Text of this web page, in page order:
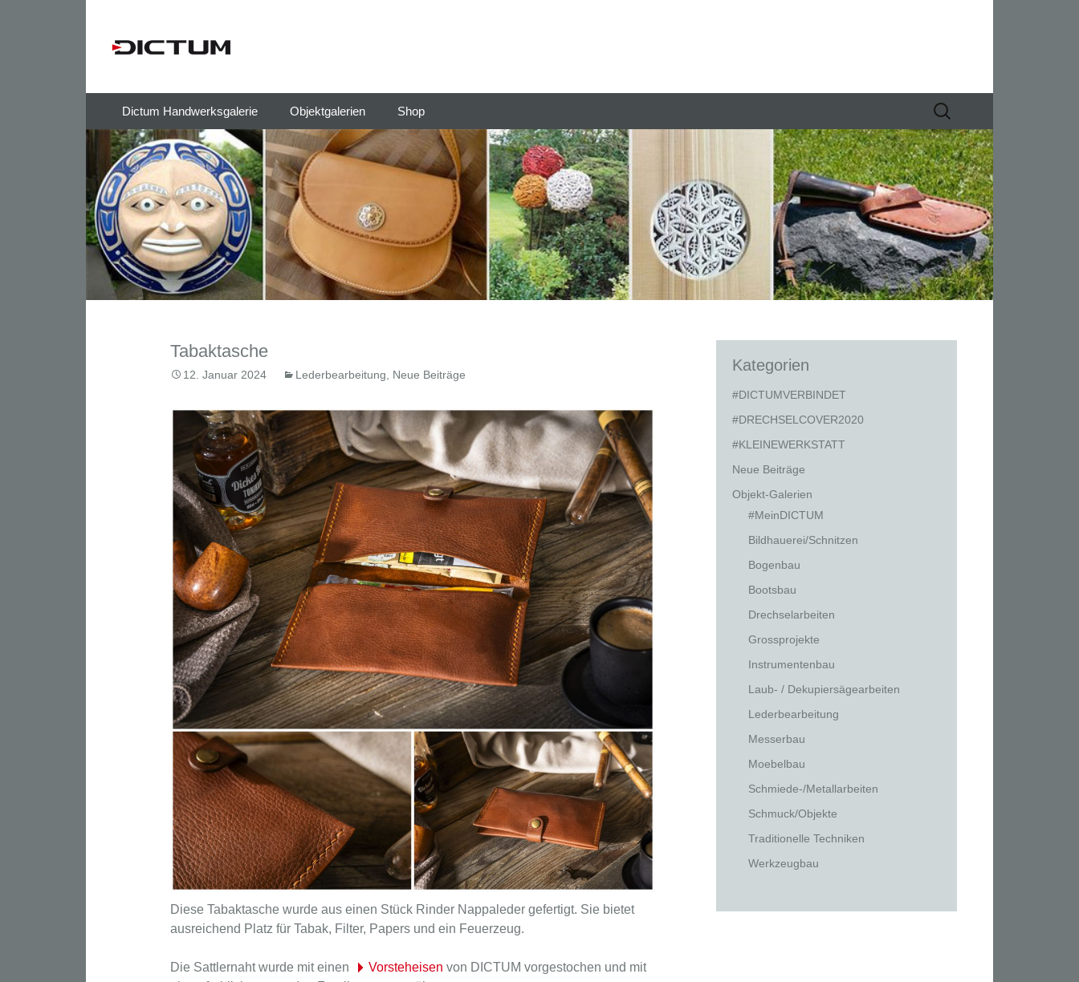
Inhalt
Dictum Handwerksgalerie Objektgalerien Shop
Suchen
nach:
Tabaktasche
12. Januar 2024 Lederbearbeitung Neue Beiträge
Diese Tabaktasche wurde aus einen Stück Rinder Nappaleder gefertigt. Sie bietet
ausreichend Platz für Tabak, Filter, Papers und ein Feuerzeug.
Die Sattlernaht wurde mit einen Vorsteheisen von DICTUM vorgestochen und mit
Kategorien
#DICTUMVERBINDET
#DRECHSELCOVER2020
#KLEINEWERKSTATT
Neue Beiträge
Objekt-Galerien
#MeinDICTUM
Bildhauerei/Schnitzen
Bogenbau
Bootsbau
Drechselarbeiten
Grossprojekte
Instrumentenbau
Laub- / Dekupiersägearbeiten
Lederbearbeitung
Messerbau
Moebelbau
Schmiede-/Metallarbeiten
Schmuck/Objekte
Traditionelle Techniken
Werkzeugbau